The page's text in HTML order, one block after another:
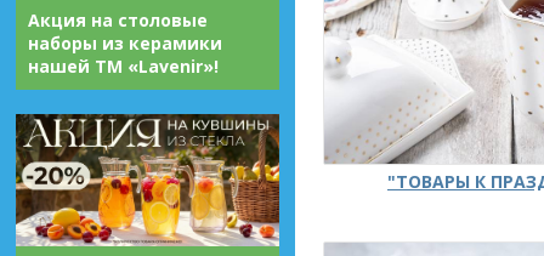
Акция на столовые
наборы из керамики
нашей ТМ «Lavenir»!
"ТОВАРЫ К